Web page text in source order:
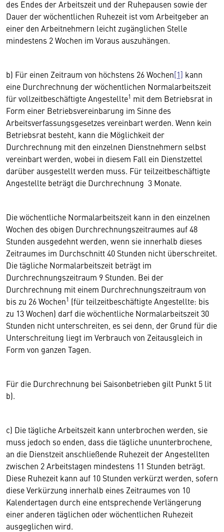
des Endes der Arbeitszeit und der Ruhepausen sowie der
Dauer der wöchentlichen Ruhezeit ist vom Arbeitgeber an
einer den Arbeitnehmern leicht zugänglichen Stelle
mindestens 2 Wochen im Voraus auszuhängen.
b) Für einen Zeitraum von höchstens 26 Wochen[1] kann
eine Durchrechnung der wöchentlichen Normalarbeitszeit
für vollzeitbeschäftigte Angestellte1 mit dem Betriebsrat in
Form einer Betriebsvereinbarung im Sinne des
Arbeitsverfassungsgesetzes vereinbart werden. Wenn kein
Betriebsrat besteht, kann die Möglichkeit der
Durchrechnung mit den einzelnen Dienstnehmern selbst
vereinbart werden, wobei in diesem Fall ein Dienstzettel
darüber ausgestellt werden muss. Für teilzeitbeschäftigte
Angestellte beträgt die Durchrechnung 3 Monate.
Die wöchentliche Normalarbeitszeit kann in den einzelnen
Wochen des obigen Durchrechnungszeitraumes auf 48
Stunden ausgedehnt werden, wenn sie innerhalb dieses
Zeitraumes im Durchschnitt 40 Stunden nicht überschreitet.
Die tägliche Normalarbeitszeit beträgt im
Durchrechnungszeitraum 9 Stunden. Bei der
Durchrechnung mit einem Durchrechnungszeitraum von
bis zu 26 Wochen1 (für teilzeitbeschäftigte Angestellte: bis
zu 13 Wochen) darf die wöchentliche Normalarbeitszeit 30
Stunden nicht unterschreiten, es sei denn, der Grund für die
Unterschreitung liegt im Verbrauch von Zeitausgleich in
Form von ganzen Tagen.
Für die Durchrechnung bei Saisonbetrieben gilt Punkt 5 lit
b).
c) Die tägliche Arbeitszeit kann unterbrochen werden, sie
muss jedoch so enden, dass die tägliche ununterbrochene,
an die Dienstzeit anschließende Ruhezeit der Angestellten
zwischen 2 Arbeitstagen mindestens 11 Stunden beträgt.
Diese Ruhezeit kann auf 10 Stunden verkürzt werden, sofern
diese Verkürzung innerhalb eines Zeitraumes von 10
Kalendertagen durch eine entsprechende Verlängerung
einer anderen täglichen oder wöchentlichen Ruhezeit
ausgeglichen wird.